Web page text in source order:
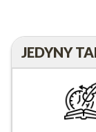
JEDYNY